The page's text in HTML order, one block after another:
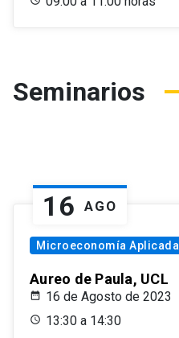
Seminarios
16 AGO
Microeconomía Aplicada
Aureo de Paula, UCL
16 de Agosto de 2023
13:30 a 14:30